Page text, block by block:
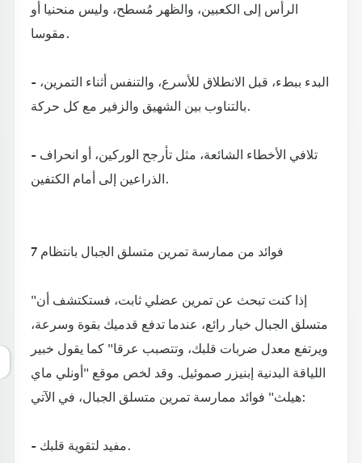
الرأس إلى الكعبين، والظهر مُسطح، وليس منحنيا أو
مقوسا.
- البدء ببطء، قبل الانطلاق للأسرع، والتنفس أثناء التمرين،
بالتناوب بين الشهيق والزفير مع كل حركة.
- تلافي الأخطاء الشائعة، مثل تأرجح الوركين، أو انحراف
الذراعين إلى أمام الكتفين.
7 فوائد من ممارسة تمرين متسلق الجبال بانتظام
"إذا كنت تبحث عن تمرين عضلي ثابت، فستكتشف أن
متسلق الجبال خيار رائع، عندما تدفع قدميك بقوة وسرعة،
ويرتفع معدل ضربات قلبك، وتتصبب عرقا" كما يقول خبير
اللياقة البدنية إبنيزر صموئيل. وقد لخص موقع "أونلي ماي
هيلث" فوائد ممارسة تمرين متسلق الجبال، في الآتي:
- مفيد لتقوية قلبك.